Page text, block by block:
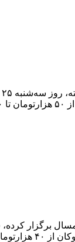
دارند.